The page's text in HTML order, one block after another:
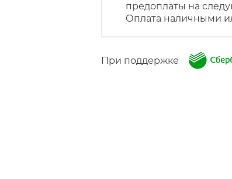
предоплаты на
Оплата наличными
При поддержке